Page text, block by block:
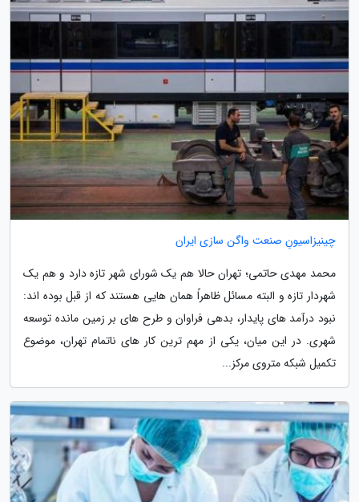
چینیزاسیونِ صنعت واگن سازی ایران
محمد مهدی حاتمی؛ تهران حالا هم یک شورای شهر تازه دارد و هم یک
شهردار تازه و البته مسائل ظاهراً همان هایی هستند که از قبل بوده اند:
نبود درآمد های پایدار، بدهی فراوان و طرح های بر زمین مانده توسعه
شهری. در این میان، یکی از مهم ترین کار های ناتمام تهران، موضوع
تکمیل شبکه متروی مرکز...